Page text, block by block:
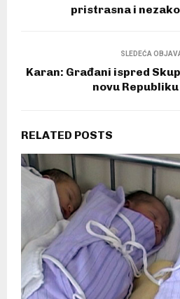
pristrasna i
SLEDEĆA
Karan: Građani ispred
novu
RELATED POSTS